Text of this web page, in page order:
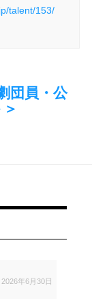
talent/153/
団員・公
2026年6月30日